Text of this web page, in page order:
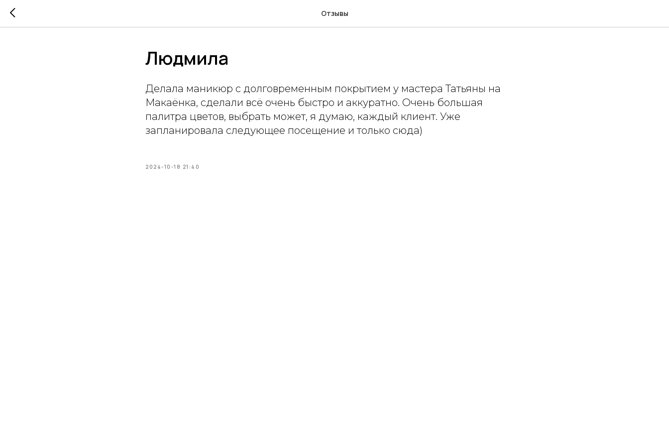
Отзывы
Людмила
Делала маникюр с долговременным покрытием у мастера Татьяны на
Макаёнка, сделали всё очень быстро и аккуратно. Очень большая
палитра цветов, выбрать может, я думаю, каждый клиент. Уже
запланировала следующее посещение и только сюда)
2024-10-18 21:40